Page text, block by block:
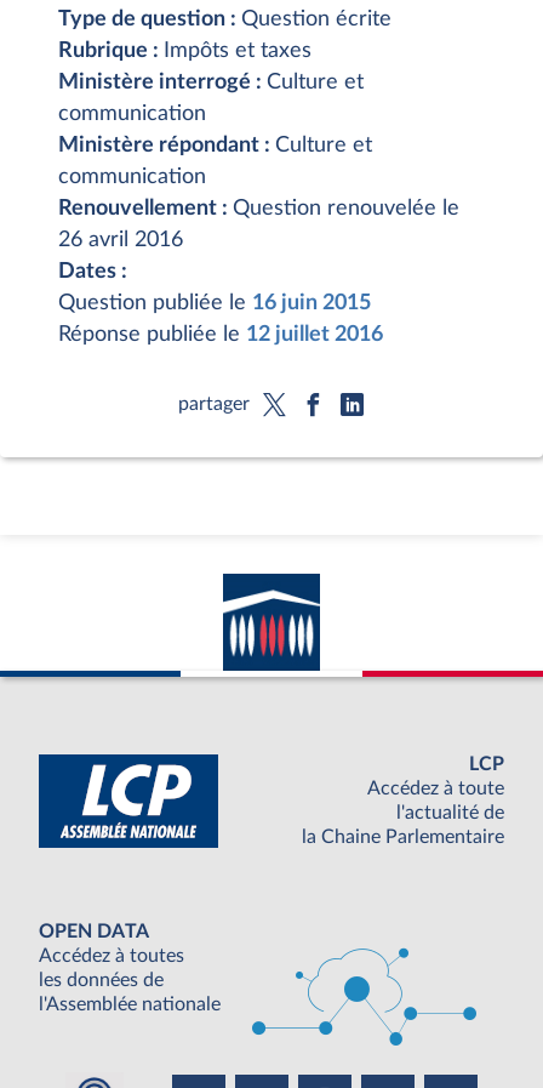
Type de question : Question écrite
Rubrique :
Impôts et taxes
Ministère interrogé : Culture et
communication
Ministère répondant : Culture et
communication
Renouvellement : Question renouvelée le
26 avril 2016
Dates :
Question publiée le 16 juin 2015
Réponse publiée le 12 juillet 2016
partager
LCP
Accédez à toute
l'actualité de
la Chaine Parlementaire
OPEN DATA
Accédez à toutes
les données de
l'Assemblée nationale